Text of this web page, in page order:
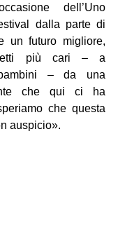
dell’Uno
dalla parte di
un futuro migliore,
più cari – a
– da una
che qui ci ha
che questa
auspicio».